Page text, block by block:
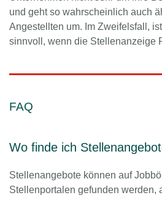
und geht so wahrscheinlich auch
Angestellten um. Im Zweifelsfall,
sinnvoll, wenn die Stellenanzeige
FAQ
Wo finde ich
Stellenangebote können auf
Stellenportalen gefunden werden,